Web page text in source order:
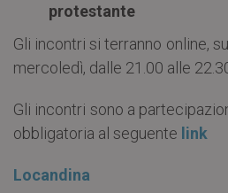
protestante
Gli incontri si terranno online,
mercoledì, dalle 21.00 alle
Gli incontri sono a
obbligatoria al seguente link
Locandina